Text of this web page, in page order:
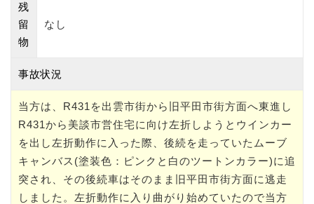
残
留
物
なし
事故状況
当方は、R431を出雲市街から旧平田市街方面へ東進し
R431から美談市営住宅に向け左折しようとウインカー
を出し左折動作に入った際、後続を走っていたムーブ
キャンバス(塗装色：ピンクと白のツートンカラー)に追
突され、その後続車はそのまま旧平田市街方面に逃走
しました。左折動作に入り曲がり始めていたので当方